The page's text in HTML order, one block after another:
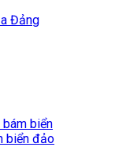
Đảng
biển
biển đảo